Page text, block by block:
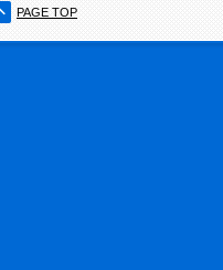
PAGE TOP